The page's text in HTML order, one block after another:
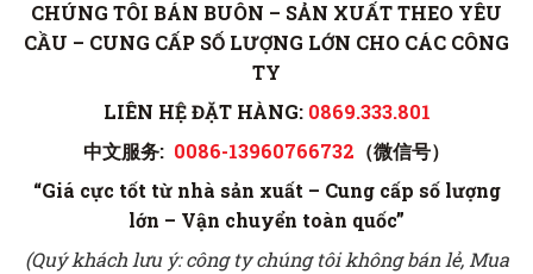
CHÚNG TÔI BÁN BUÔN – SẢN XUẤT THEO YÊU
CẦU – CUNG CẤP SỐ LƯỢNG LỚN CHO CÁC CÔNG
TY
LIÊN HỆ ĐẶT HÀNG: 0869.333.801
中文服务: 0086-13960766732 （微信号）
“Giá cực tốt từ nhà sản xuất – Cung cấp số lượng
lớn – Vận chuyển toàn quốc”
(Quý khách lưu ý: công ty chúng tôi không bán lẻ, Mua